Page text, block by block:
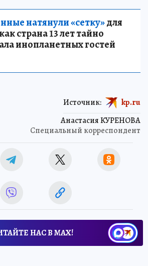
натянули «сетку»для
страна 13 лет тайно
инопланетных гостей
Анастасия КУРЕНОВА
Специальный корреспондент
Источник: kp.ru
НАС В МАХ!